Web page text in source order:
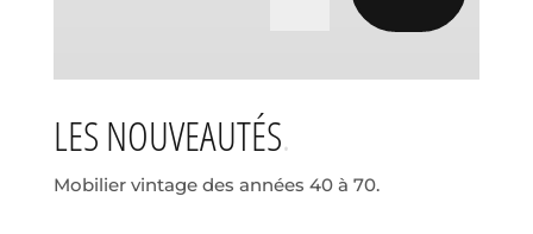
LES NOUVEAUTÉS
Mobilier vintage des années 40 à 70.